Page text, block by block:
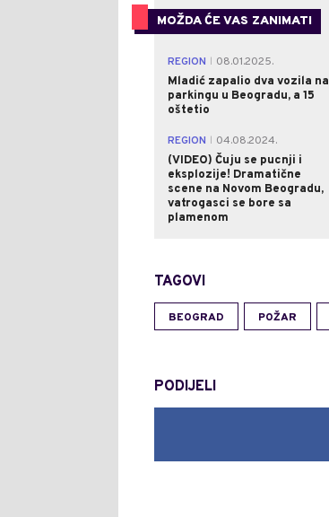
MOŽDA ĆE VAS ZANIMATI
REGION
08.01.2025.
Mladić zapalio dva vozila na
parkingu u Beogradu, a 15
oštetio
REGION
04.08.2024.
(VIDEO) Čuju se pucnji i
eksplozije! Dramatične
scene na Novom Beogradu,
vatrogasci se bore sa
plamenom
TAGOVI
BEOGRAD POŽAR
PODIJELI